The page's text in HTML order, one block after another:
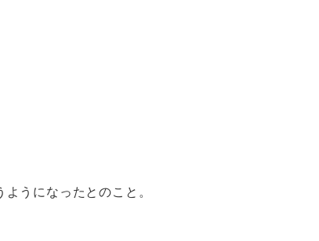
うになったとのこと。